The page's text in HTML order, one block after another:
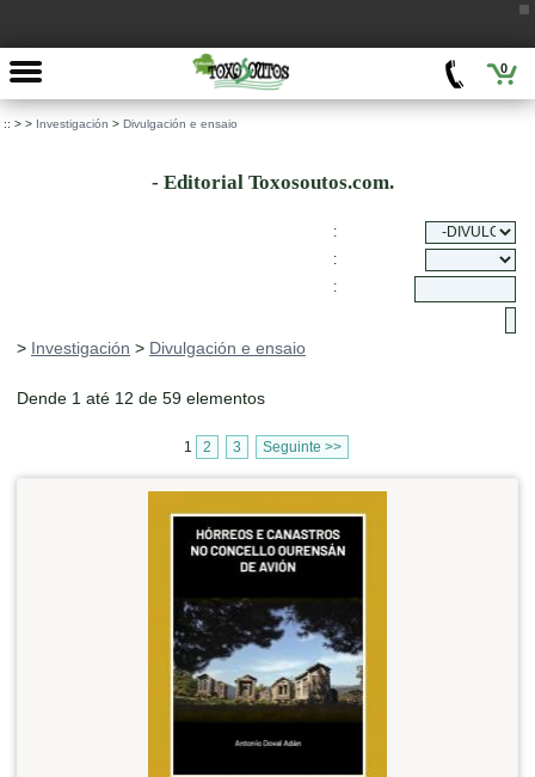
0
:: > > Investigación > Divulgación e ensaio
- Editorial Toxosoutos.com.
:
:
:
> Investigación > Divulgación e ensaio
Dende 1 até 12 de 59 elementos
1 2 3 Seguinte >>